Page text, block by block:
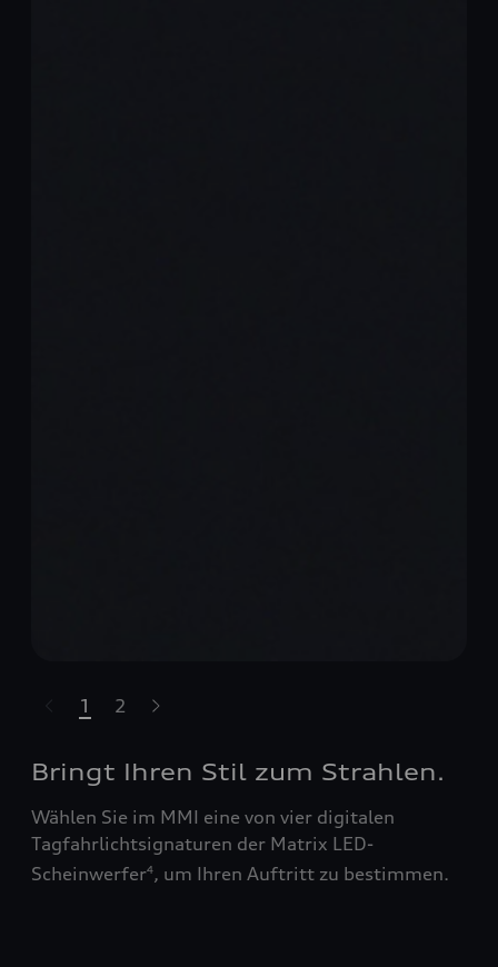
überspringen
1 2
Bringt Ihren Stil zum Strahlen.
Wählen Sie im MMI eine von vier digitalen
Tagfahrlichtsignaturen der Matrix LED-
Scheinwerfer4, um Ihren Auftritt zu bestimmen.